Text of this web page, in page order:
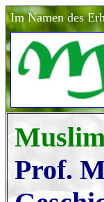
Im Namen des
Prof.